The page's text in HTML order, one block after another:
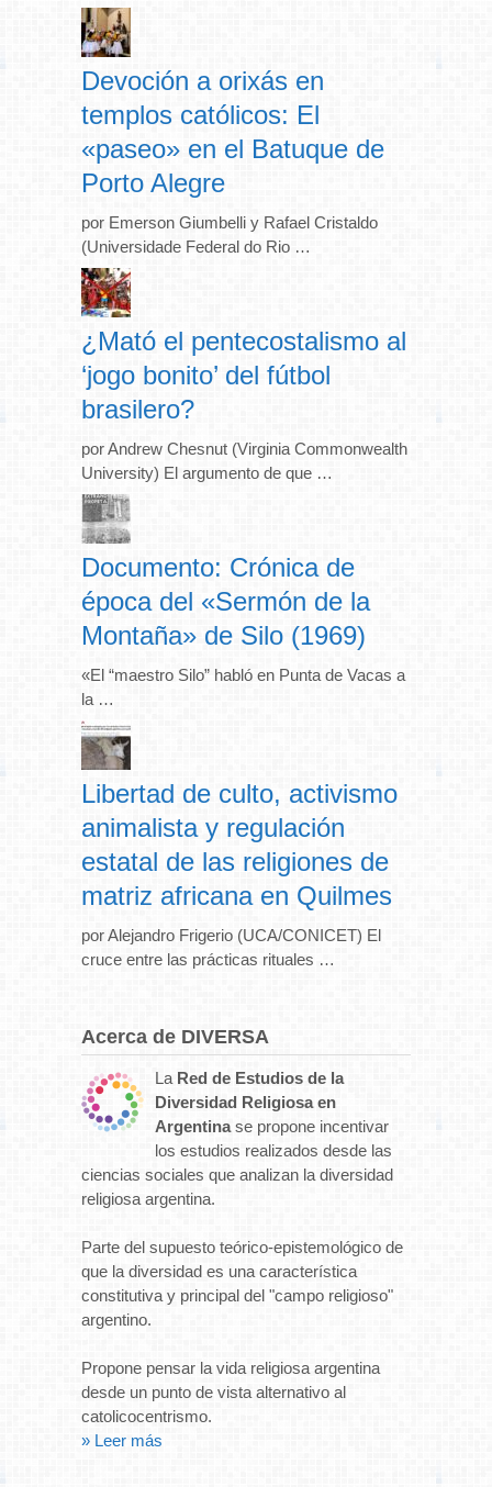
Devoción a orixás en
templos católicos: El
«paseo» en el Batuque de
Porto Alegre
por Emerson Giumbelli y Rafael Cristaldo
(Universidade Federal do Rio …
¿Mató el pentecostalismo al
‘jogo bonito’ del fútbol
brasilero?
por Andrew Chesnut (Virginia Commonwealth
University) El argumento de que …
Documento: Crónica de
época del «Sermón de la
Montaña» de Silo (1969)
«El “maestro Silo” habló en Punta de Vacas a
la …
Libertad de culto, activismo
animalista y regulación
estatal de las religiones de
matriz africana en Quilmes
por Alejandro Frigerio (UCA/CONICET) El
cruce entre las prácticas rituales …
Acerca de DIVERSA
La Red de Estudios de la
Diversidad Religiosa en
Argentinase propone incentivar
los estudios realizados desde las
ciencias sociales que analizan la diversidad
religiosa argentina.
Parte del supuesto teórico-epistemológico de
que la diversidad es una característica
constitutiva y principal del "campo religioso"
argentino.
Propone pensar la vida religiosa argentina
desde un punto de vista alternativo al
catolicocentrismo.
» Leer más